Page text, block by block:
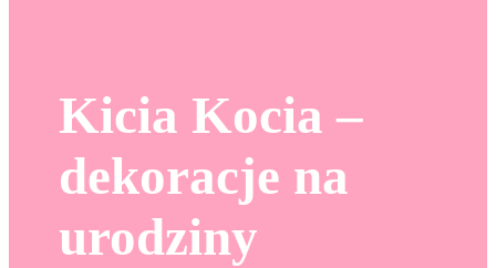
Kicia Kocia –
dekoracje na
urodziny